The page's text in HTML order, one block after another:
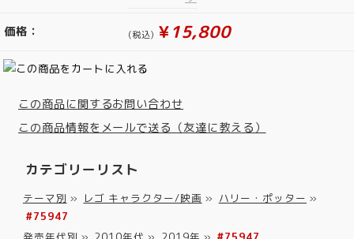
価格： (税込) ¥15,800
この商品に関するお問い合わせ
この商品情報をメールで送る（友達に教える）
カテゴリーリスト
テーマ別 » レゴ キャラクター/映画 » ハリー・ポッター »
#75947